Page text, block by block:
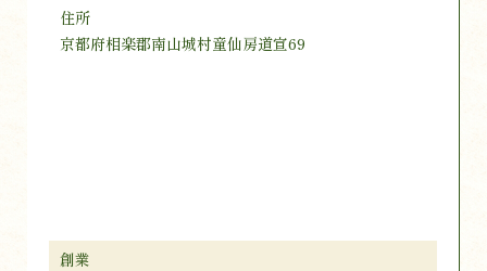
住所
京都府相楽郡南山城村童仙房道宣69
創業